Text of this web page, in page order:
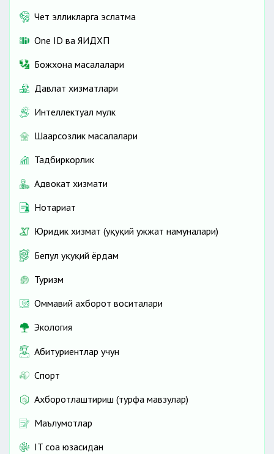
Чет элликларга эслатма
One ID ва ЯИДХП
Божхона масалалари
Давлат хизматлари
Интеллектуал мулк
Шаҳарсозлик масалалари
Тадбиркорлик
Адвокат хизмати
Нотариат
Юридик хизмат (ҳуқуқий ҳужжат намуналари)
Бепул ҳуқуқий ёрдам
Туризм
Оммавий ахборот воситалари
Экология
Абитуриентлар учун
Спорт
Ахборотлаштириш (турфа мавзулар)
Маълумотлар
IT соҳа юзасидан